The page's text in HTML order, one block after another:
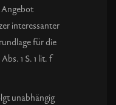
Angebot
interessanter
für die
1 S. 1 lit. f
unabhängig